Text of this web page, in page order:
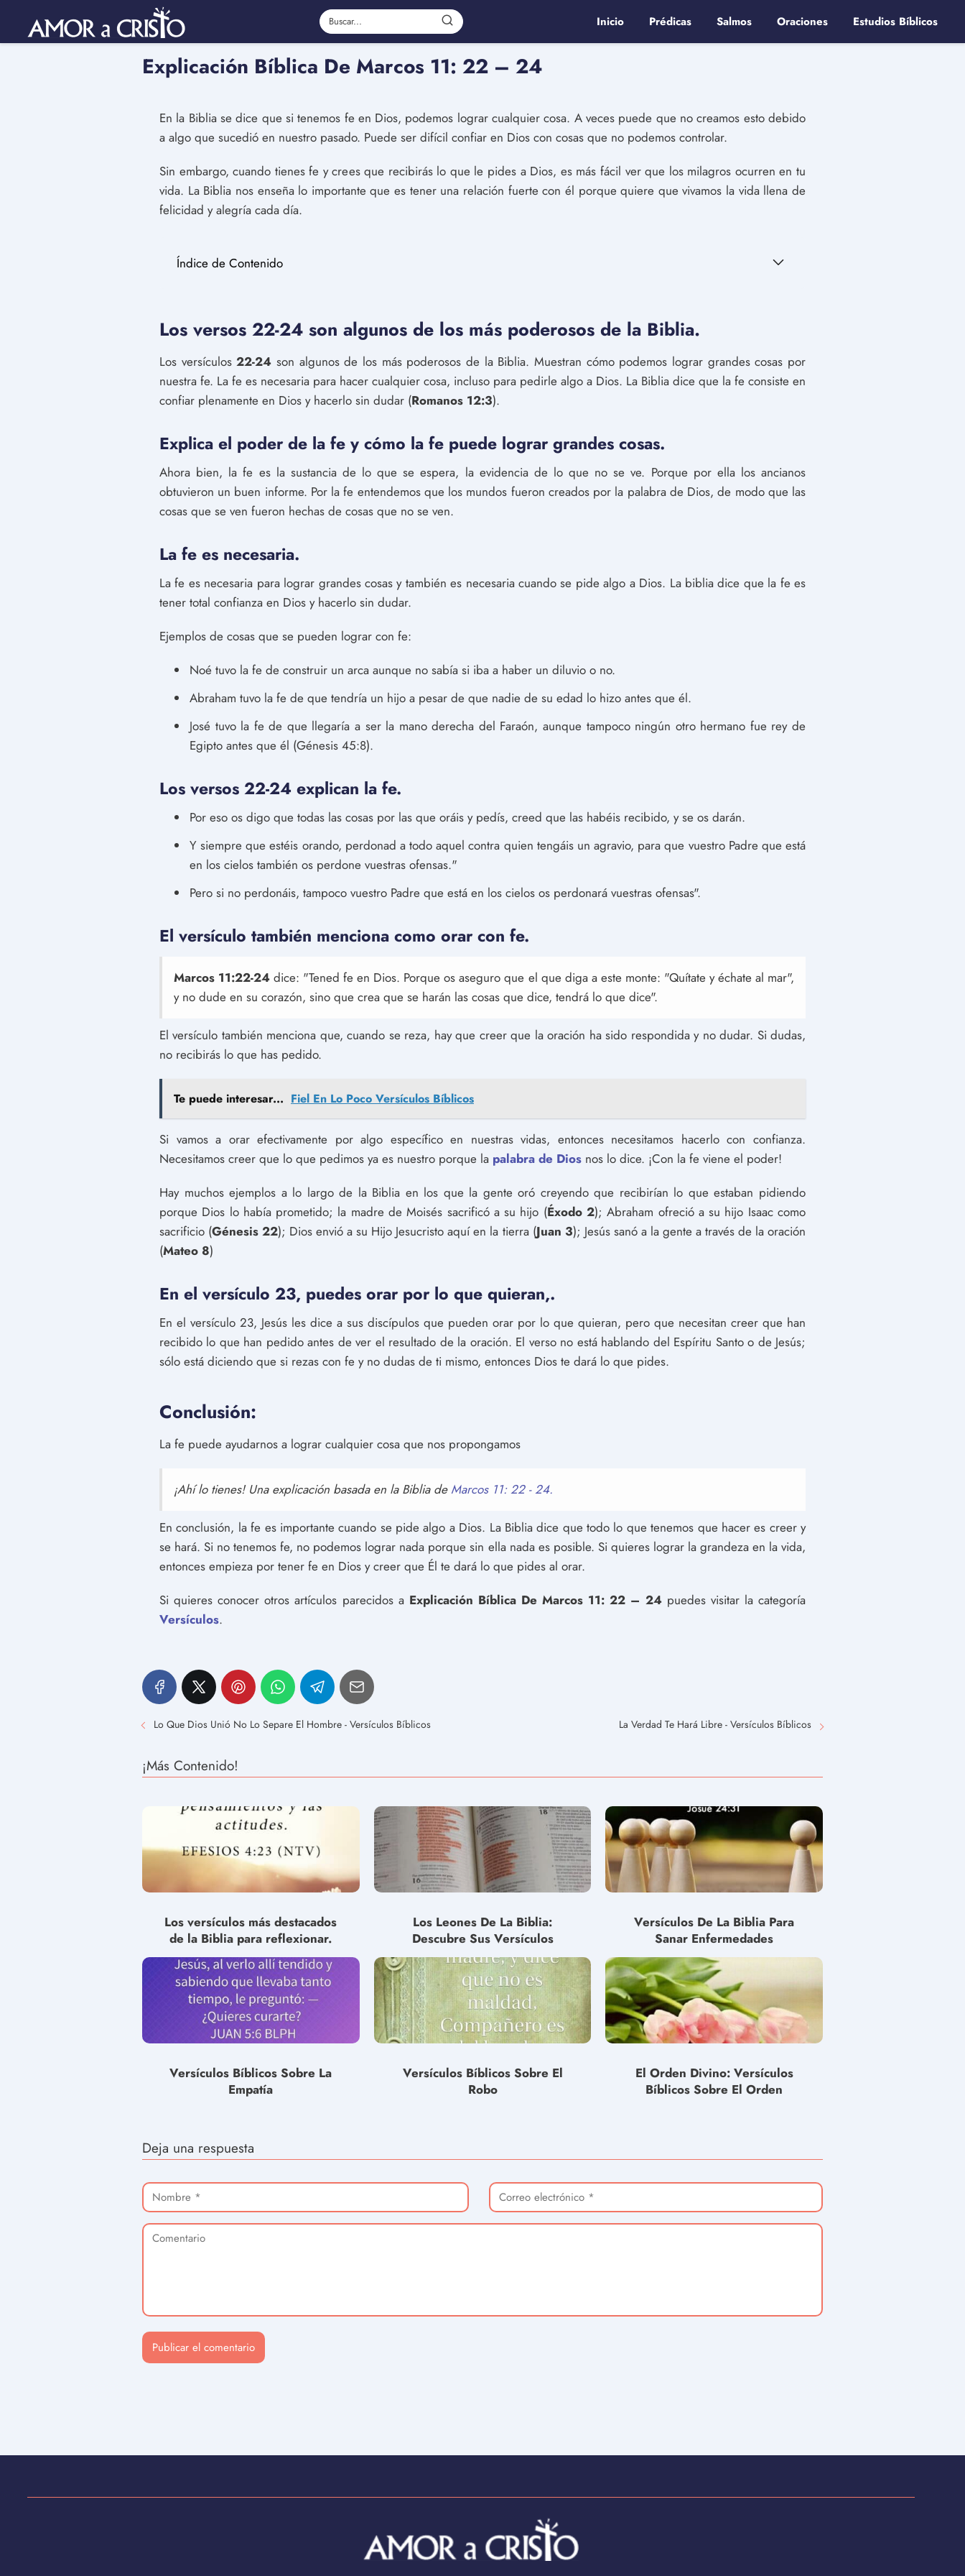
Inicio Prédicas Salmos Oraciones Estudios Bíblicos
Explicación Bíblica De Marcos 11: 22 – 24
En la Biblia se dice que si tenemos fe en Dios, podemos lograr cualquier cosa. A veces puede que no creamos esto debido
a algo que sucedió en nuestro pasado. Puede ser difícil confiar en Dios con cosas que no podemos controlar.
Sin embargo, cuando tienes fe y crees que recibirás lo que le pides a Dios, es más fácil ver que los milagros ocurren en tu
vida. La Biblia nos enseña lo importante que es tener una relación fuerte con él porque quiere que vivamos la vida llena de
felicidad y alegría cada día.
Índice de Contenido
Los versos 22-24 son algunos de los más poderosos de la Biblia.
Los versículos22-24 son algunos de los más poderosos de la Biblia. Muestran cómo podemos lograr grandes cosas por
nuestra fe. La fe es necesaria para hacer cualquier cosa, incluso para pedirle algo a Dios. La Biblia dice que la fe consiste en
confiar plenamente en Dios y hacerlo sin dudar (Romanos 12:3).
Explica el poder de la fe y cómo la fe puede lograr grandes cosas.
Ahora bien, la fe es la sustancia de lo que se espera, la evidencia de lo que no se ve. Porque por ella los ancianos
obtuvieron un buen informe. Por la fe entendemos que los mundos fueron creados por la palabra de Dios, de modo que las
cosas que se ven fueron hechas de cosas que no se ven.
La fe es necesaria.
La fe es necesaria para lograr grandes cosas y también es necesaria cuando se pide algo a Dios. La biblia dice que la fe es
tener total confianza en Dios y hacerlo sin dudar.
Ejemplos de cosas que se pueden lograr con fe:
Noé tuvo la fe de construir un arca aunque no sabía si iba a haber un diluvio o no.
Abraham tuvo la fe de que tendría un hijo a pesar de que nadie de su edad lo hizo antes que él.
José tuvo la fe de que llegaría a ser la mano derecha del Faraón, aunque tampoco ningún otro hermano fue rey de
Egipto antes que él (Génesis 45:8).
Los versos 22-24 explican la fe.
Por eso os digo que todas las cosas por las que oráis y pedís, creed que las habéis recibido, y se os darán.
Y siempre que estéis orando, perdonad a todo aquel contra quien tengáis un agravio, para que vuestro Padre que está
en los cielos también os perdone vuestras ofensas."
Pero si no perdonáis, tampoco vuestro Padre que está en los cielos os perdonará vuestras ofensas".
El versículo también menciona como orar con fe.
Marcos 11:22-24 dice: "Tened fe en Dios. Porque os aseguro que el que diga a este monte: "Quítate y échate al mar",
y no dude en su corazón, sino que crea que se harán las cosas que dice, tendrá lo que dice".
El versículo también menciona que, cuando se reza, hay que creer que la oración ha sido respondida y no dudar. Si dudas,
no recibirás lo que has pedido.
Te puede interesar... Fiel En Lo Poco Versículos Bíblicos
Si vamos a orar efectivamente por algo específico en nuestras vidas, entonces necesitamos hacerlo con confianza.
Necesitamos creer que lo que pedimos ya es nuestro porque la palabra de Dios nos lo dice. ¡Con la fe viene el poder!
Hay muchos ejemplos a lo largo de la Biblia en los que la gente oró creyendo que recibirían lo que estaban pidiendo
porque Dios lo había prometido; la madre de Moisés sacrificó a su hijo (Éxodo 2); Abraham ofreció a su hijo Isaac como
sacrificio (Génesis 22); Dios envió a su Hijo Jesucristo aquí en la tierra (Juan 3); Jesús sanó a la gente a través de la oración
(Mateo 8)
En el versículo 23, puedes orar por lo que quieran,.
En el versículo 23, Jesús les dice a sus discípulos que pueden orar por lo que quieran, pero que necesitan creer que han
recibido lo que han pedido antes de ver el resultado de la oración. El verso no está hablando del Espíritu Santo o de Jesús;
sólo está diciendo que si rezas con fe y no dudas de ti mismo, entonces Dios te dará lo que pides.
Conclusión:
La fe puede ayudarnos a lograr cualquier cosa que nos propongamos
¡Ahí lo tienes! Una explicación basada en la Biblia deMarcos 11: 22 - 24.
En conclusión, la fe es importante cuando se pide algo a Dios. La Biblia dice que todo lo que tenemos que hacer es creer y
se hará. Si no tenemos fe, no podemos lograr nada porque sin ella nada es posible. Si quieres lograr la grandeza en la vida,
entonces empieza por tener fe en Dios y creer que Él te dará lo que pides al orar.
Si quieres conocer otros artículos parecidos a Explicación Bíblica De Marcos 11: 22 – 24puedes visitar la categoría
Versículos.
Lo Que Dios Unió No Lo Separe El Hombre - Versículos Bíblicos La Verdad Te Hará Libre - Versículos Bíblicos
¡Más Contenido!
Los versículos más destacados
de la Biblia para reflexionar.
Los Leones De La Biblia:
Descubre Sus Versículos
Versículos De La Biblia Para
Sanar Enfermedades
Versículos Bíblicos Sobre La
Empatía
Versículos Bíblicos Sobre El
Robo
El Orden Divino: Versículos
Bíblicos Sobre El Orden
Deja una respuesta